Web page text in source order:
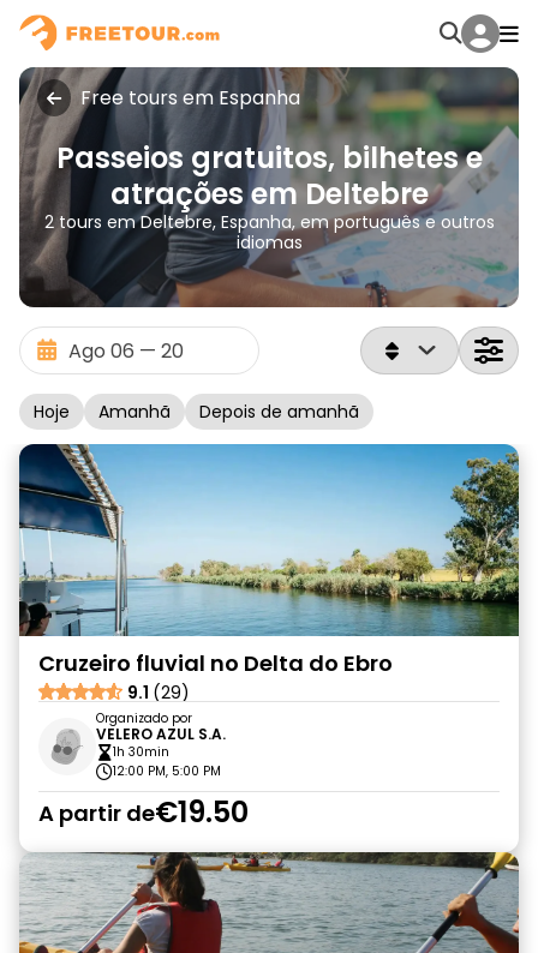
Free tours em Espanha
Passeios gratuitos, bilhetes e
atrações em Deltebre
2 tours em Deltebre, Espanha, em português e outros
idiomas
Hoje Amanhã Depois de amanhã
Cruzeiro fluvial no Delta do Ebro
9.1 (29)
Organizado por
VELERO AZUL S.A.
1h 30min
12:00 PM, 5:00 PM
A partir de€19.50